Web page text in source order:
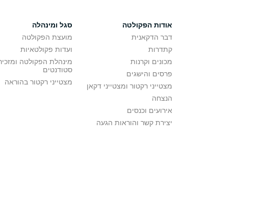
אודות הפקולטה
דבר הדקאנית
קתדרות
מכונים וקרנות
פרסים והישגים
מצטייני רקטור ומצטייני דקאן
הנצחה
אירועים וכנסים
יצירת קשר והוראות הגעה
סגל ומינהלה
מועצת הפקולטה
ועדות פקולטאיות
מינהלת הפקולטה
סטודנטים
מצטייני רקטור בהוראה